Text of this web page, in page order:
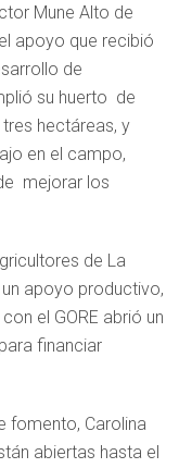
Mune Alto de
apoyo que recibió
de
su huerto de
hectáreas, y
en el campo,
mejorar los
de La
apoyo productivo,
el GORE abrió un
financiar
fomento, Carolina
abiertas hasta el